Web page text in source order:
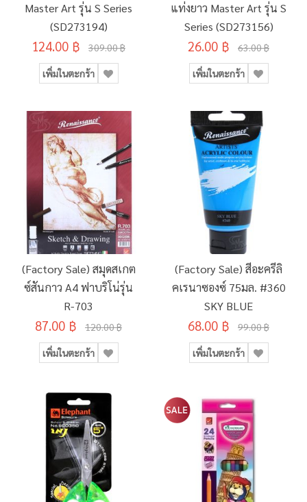
Master Art รุ่น S Series
(SD273194)
124.00 ฿ 309.00 ฿
เพิ่มในตะกร้า
แท่งยาว Master Art รุ่น S
Series (SD273156)
26.00 ฿ 63.00 ฿
เพิ่มในตะกร้า
(Factory Sale) สมุดสเกต
ซ์สันกาว A4 ฟาบริโน่รุ่น
R-703
87.00 ฿ 120.00 ฿
เพิ่มในตะกร้า
(Factory Sale) สีอะครีลิ
คเรนาซองซ์ 75มล. #360
SKY BLUE
68.00 ฿ 99.00 ฿
เพิ่มในตะกร้า